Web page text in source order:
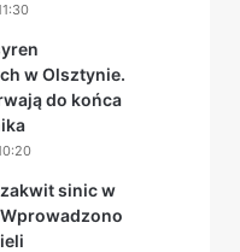
w Olsztynie.
do końca
sinic w